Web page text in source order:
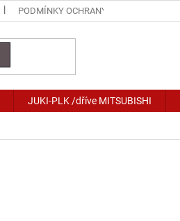
PODMÍNKY OCHRANY OSOBNÍCH ÚDAJŮ
JUKI-PLK /dříve MITSUBISHI